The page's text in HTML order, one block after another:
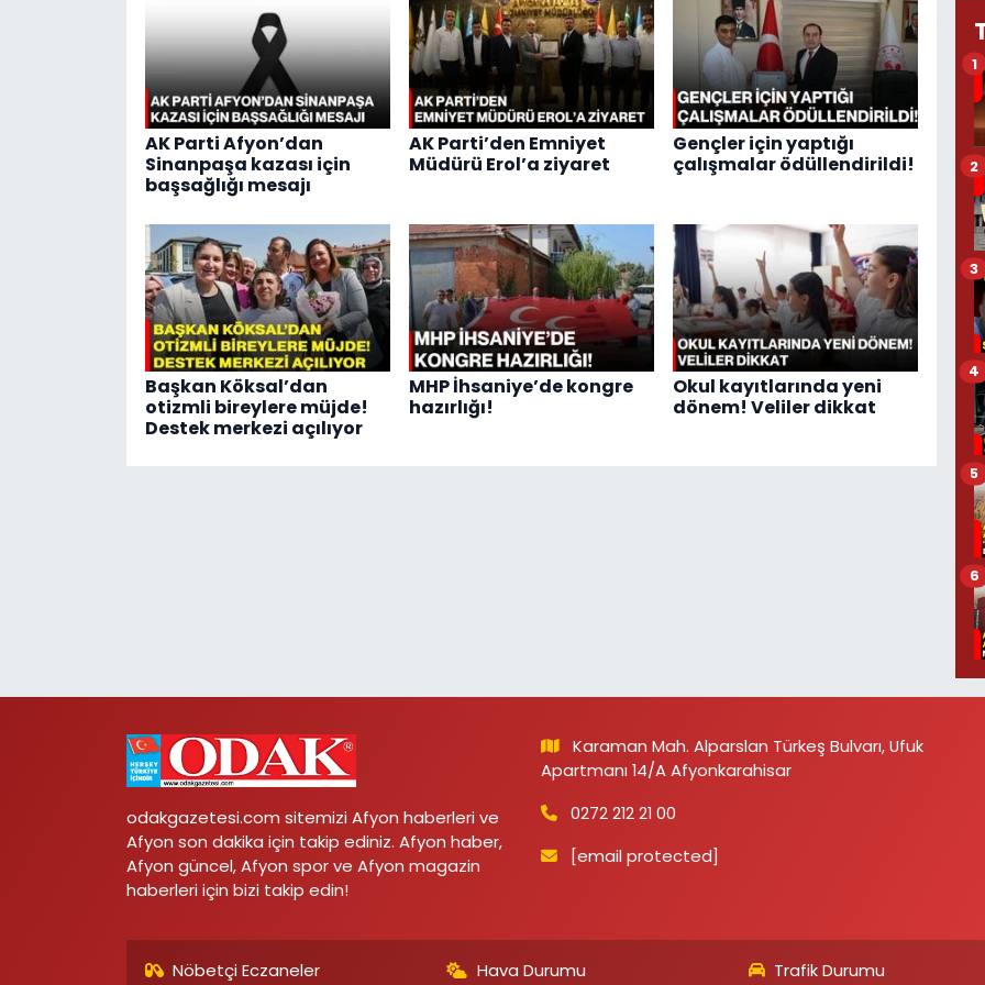
AK Parti Afyon’dan
Sinanpaşa kazası için
başsağlığı mesajı
AK Parti’den Emniyet
Müdürü Erol’a ziyaret
Gençler için yaptığı
çalışmalar ödüllendirildi!
Başkan Köksal’dan
otizmli bireylere müjde!
Destek merkezi açılıyor
MHP İhsaniye’de kongre
hazırlığı!
Okul kayıtlarında yeni
dönem! Veliler dikkat
1
2
3
4
5
6
odakgazetesi.com sitemizi Afyon haberleri ve
Afyon son dakika için takip ediniz. Afyon haber,
Afyon güncel, Afyon spor ve Afyon magazin
haberleri için bizi takip edin!
Karaman Mah. Alparslan Türkeş Bulvarı, Ufuk
Apartmanı 14/A Afyonkarahisar
0272 212 21 00
[email protected]
Nöbetçi Eczaneler Hava Durumu Trafik Durumu